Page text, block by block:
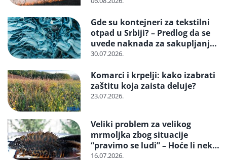
Gde su kontejneri za tekstilni
otpad u Srbiji? – Predlog da se
uvede naknada za sakupljanje i
reciklažu i svrstavanje u
30.07.2026.
Komarci i krpelji: kako izabrati
zaštitu koja zaista deluje?
23.07.2026.
Veliki problem za velikog
mrmoljka zbog situacije
“pravimo se ludi” – Hoće li neko
reagovati i spasiti strogo
16.07.2026.